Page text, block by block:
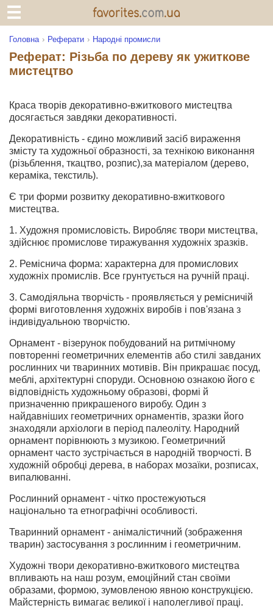
Головна Реферати Народні промисли
Реферат: Різьба по дереву як ужиткове
мистецтво
Краса творів декоративно-вжиткового мистецтва
досягається завдяки декоративності.
Декоративність - єдино можливий засіб вираження
змісту та художньої образності, за технікою виконання
(різьблення, ткацтво, розпис),за матеріалом (дерево,
кераміка, текстиль).
Є три форми розвитку декоративно-вжиткового
мистецтва.
1. Художня промисловість. Виробляє твори мистецтва,
здійснює промислове тиражування художніх зразків.
2. Реміснича форма: характерна для промислових
художніх промислів. Все грунтується на ручній праці.
3. Самодіяльна творчість - проявляється у ремісничій
формі виготовлення художніх виробів і пов'язана з
індивідуальною творчістю.
Орнамент - візерунок побудований на ритмічному
повторенні геометричних елементів або стилі завданих
рослинних чи тваринних мотивів. Він прикрашає посуд,
меблі, архітектурні споруди. Основною ознакою його є
відповідність художньому образові, формі й
призначенню прикрашеного виробу. Один з
найдавніших геометричних орнаментів, зразки його
знаходяли архіологи в період палеоліту. Народний
орнамент порівнюють з музикою. Геометричний
орнамент часто зустрічається в народній творчості. В
художній обробці дерева, в наборах мозаїки, розписах,
випалюванні.
Рослинний орнамент - чітко простежуються
національно та етнографічні особливості.
Тваринний орнамент - анімалістичний (зображення
тварин) застосування з рослинним і геометричним.
Художні твори декоративно-вжиткового мистецтва
впливають на наш розум, емоційний стан своїми
образами, формою, зумовленою явною конструкцією.
Майстерність вимагає великої і наполегливої праці.